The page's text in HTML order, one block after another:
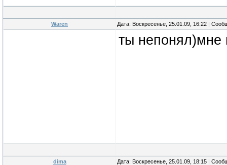
Waren Дата: Воскресенье, 25.01.09, 16:22 |
ты непонял)мне
dima Дата: Воскресенье, 25.01.09, 18:15 |